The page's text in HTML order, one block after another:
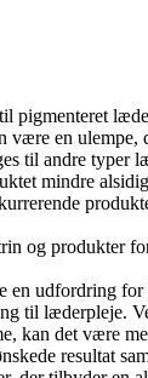
pigmenteret
være en ulempe,
til andre typer
mindre
og produkter
en udfordring for
til læderpleje.
kan det være
resultat